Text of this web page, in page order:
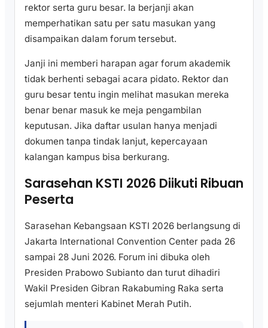
rektor serta guru besar. Ia berjanji akan
memperhatikan satu per satu masukan yang
disampaikan dalam forum tersebut.
Janji ini memberi harapan agar forum akademik
tidak berhenti sebagai acara pidato. Rektor dan
guru besar tentu ingin melihat masukan mereka
benar benar masuk ke meja pengambilan
keputusan. Jika daftar usulan hanya menjadi
dokumen tanpa tindak lanjut, kepercayaan
kalangan kampus bisa berkurang.
Sarasehan KSTI 2026 Diikuti Ribuan
Peserta
Sarasehan Kebangsaan KSTI 2026 berlangsung di
Jakarta International Convention Center pada 26
sampai 28 Juni 2026. Forum ini dibuka oleh
Presiden Prabowo Subianto dan turut dihadiri
Wakil Presiden Gibran Rakabuming Raka serta
sejumlah menteri Kabinet Merah Putih.